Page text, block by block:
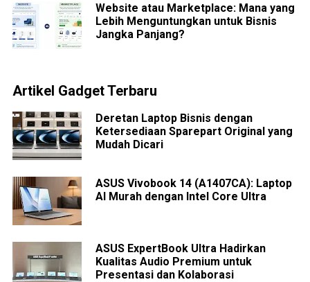
Website atau Marketplace: Mana yang
Lebih Menguntungkan untuk Bisnis
Jangka Panjang?
Artikel Gadget Terbaru
Deretan Laptop Bisnis dengan
Ketersediaan Sparepart Original yang
Mudah Dicari
ASUS Vivobook 14 (A1407CA): Laptop
AI Murah dengan Intel Core Ultra
ASUS ExpertBook Ultra Hadirkan
Kualitas Audio Premium untuk
Presentasi dan Kolaborasi